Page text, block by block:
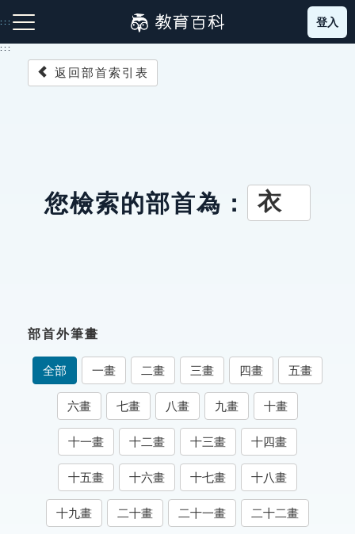
到
主
:::
成語故事
索引選單
知識索引
單字索引
生命大百科索引
遊戲專區
登入
:::
返回部首索引表
您檢索的部首為： 衣
部首外筆畫
全部 一畫 二畫 三畫 四畫 五畫
六畫 七畫 八畫 九畫 十畫
十一畫 十二畫 十三畫 十四畫
十五畫 十六畫 十七畫 十八畫
十九畫 二十畫 二十一畫 二十二畫